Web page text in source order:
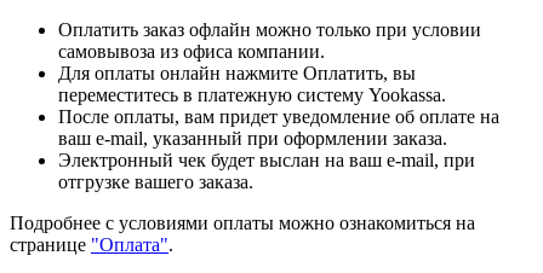
Оплатить заказ офлайн можно только при условии
самовывоза из офиса компании.
Для оплаты онлайн нажмите Оплатить, вы
переместитесь в платежную систему Yookassa.
После оплаты, вам придет уведомление об оплате на
ваш e-mail, указанный при оформлении заказа.
Электронный чек будет выслан на ваш e-mail, при
отгрузке вашего заказа.
Подробнее с условиями оплаты можно ознакомиться на
странице "Оплата".